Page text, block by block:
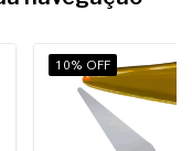
10% OFF